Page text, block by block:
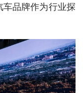
品牌作为行业探